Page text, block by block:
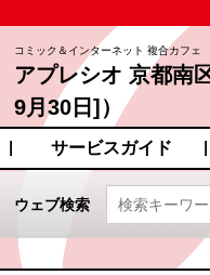
コミック＆インターネット 複合カフェ
アプレシオ 京都南
9月30日]）
京都府京都市南区西九条菅田町
サービスガイド
ウェブ検索